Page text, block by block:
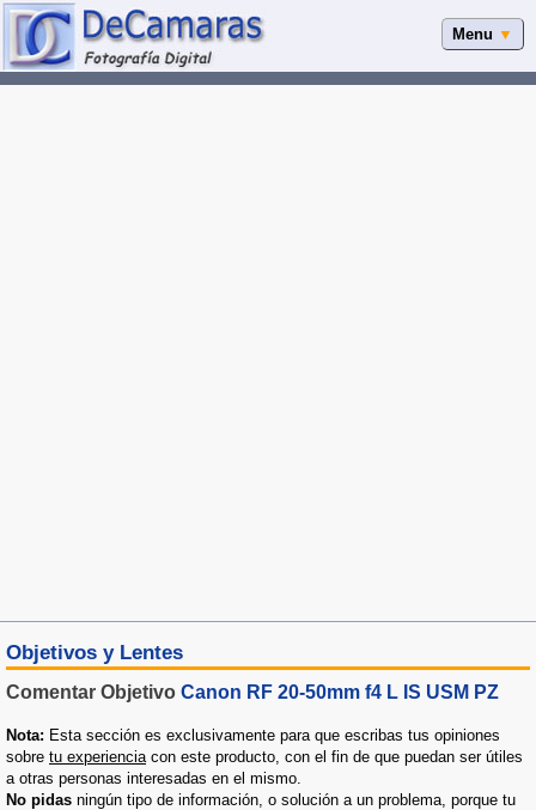
Menu ▼
Objetivos y Lentes
Comentar Objetivo Canon RF 20-50mm f4 L IS USM PZ
Nota: Esta sección es exclusivamente para que escribas tus opiniones
sobre tu experienciacon este producto, con el fin de que puedan ser útiles
a otras personas interesadas en el mismo.
No pidas ningún tipo de información, o solución a un problema, porque tu